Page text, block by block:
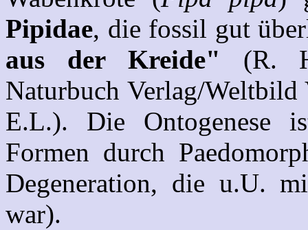
Pipidae, die fossil gut
aus der Kreide" (R.
Naturbuch Verlag/
E.L.). Die Ontogenese
Formen durch
Degeneration, die u.U.
war).